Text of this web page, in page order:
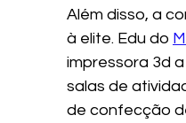
Além disso, a
à elite. Edu do
impressora 3d
salas de
de confecção